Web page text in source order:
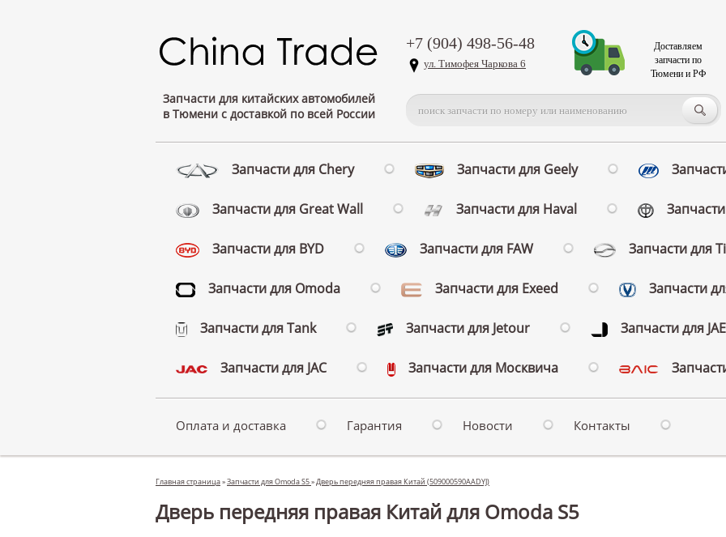
Запчасти для китайских автомобилей
в Тюмени с доставкой по всей России
+7 (904) 498-56-48
ул. Тимофея Чаркова 6
Доставляем
запчасти по
Тюмени и РФ
Запчасти для Chery Запчасти для Geely
Запчасти для Great Wall Запчасти для Haval
Запчасти для BYD Запчасти для FAW Запчасти для
Запчасти для Omoda Запчасти для Exeed Запчасти
Запчасти для Tank Запчасти для Jetour Запчасти для
Запчасти для JAC Запчасти для Москвича
Оплата и доставка Гарантия Новости Контакты
Главная страница»Запчасти для Omoda S5»Дверь передняя правая Китай (509000590AADYJ)
Дверь передняя правая Китай для Omoda S5